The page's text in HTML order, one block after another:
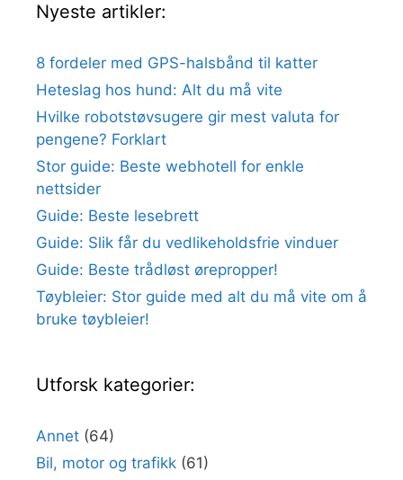
Nyeste artikler:
8 fordeler med GPS-halsbånd til katter
Heteslag hos hund: Alt du må vite
Hvilke robotstøvsugere gir mest valuta for
pengene? Forklart
Stor guide: Beste webhotell for enkle
nettsider
Guide: Beste lesebrett
Guide: Slik får du vedlikeholdsfrie vinduer
Guide: Beste trådløst ørepropper!
Tøybleier: Stor guide med alt du må vite om å
bruke tøybleier!
Utforsk kategorier:
Annet (64)
Bil, motor og trafikk (61)